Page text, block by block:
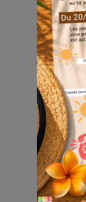
Jong en
veel
creaties.
Na